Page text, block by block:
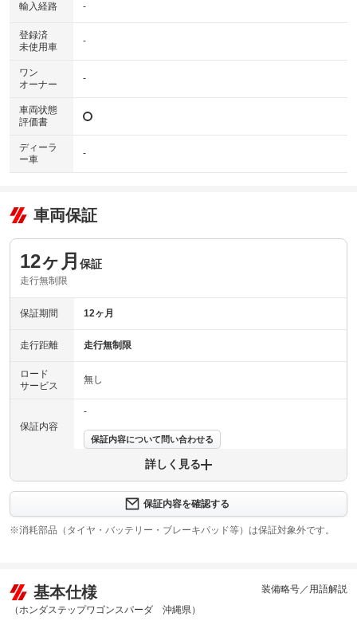
輸入経路 -
登録済
未使用車
-
ワン
オーナー
-
車両状態
評価書
ディーラ
ー車
-
車両保証
12ヶ月 保証
走行無制限
保証期間 12ヶ月
走行距離 走行無制限
ロード
サービス
無し
保証内容
-
保証内容について問い合わせる
上限金額
保証修理
受付先
-
詳しく見る
保証内容を確認する
※消耗部品（タイヤ・バッテリー・ブレーキパッド等）は保証対象外です。
基本仕様
（ホンダステップワゴンスパーダ 沖縄県）
装備略号／用語解説